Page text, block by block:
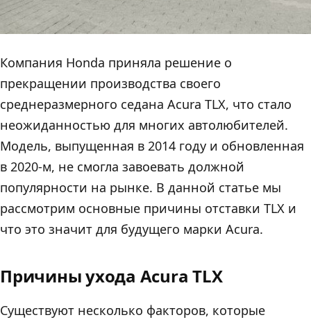
Компания Honda приняла решение о
прекращении производства своего
среднеразмерного седана Acura TLX, что стало
неожиданностью для многих автолюбителей.
Модель, выпущенная в 2014 году и обновленная
в 2020-м, не смогла завоевать должной
популярности на рынке. В данной статье мы
рассмотрим основные причины отставки TLX и
что это значит для будущего марки Acura.
Причины ухода Acura TLX
Существуют несколько факторов, которые